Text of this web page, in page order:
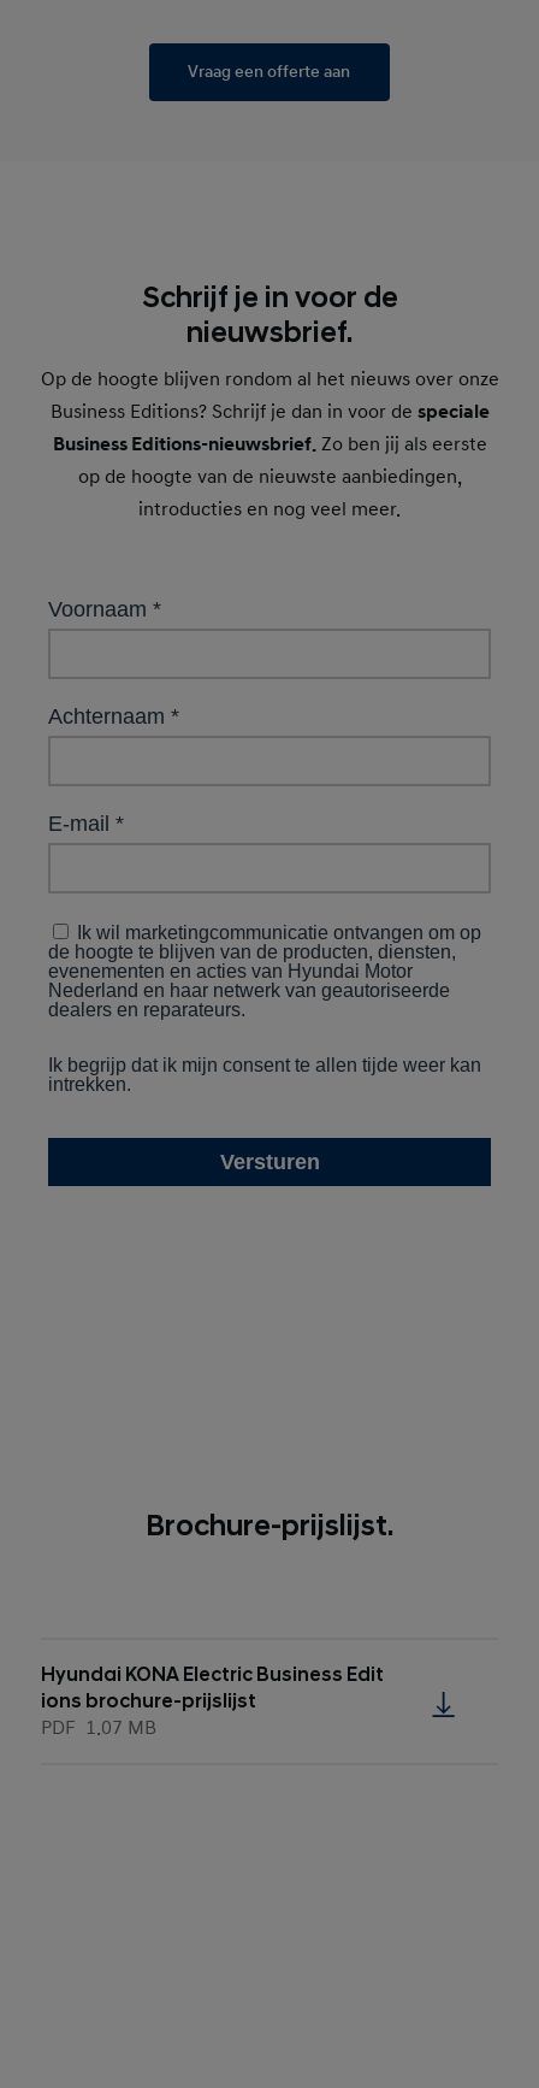
Vraag een offerte aan
Schrijf je in voor de
nieuwsbrief.
Op de hoogte blijven rondom al het nieuws over onze
Business Editions? Schrijf je dan in voor de speciale
Business Editions-nieuwsbrief.Zo ben jij als eerste
op de hoogte van de nieuwste aanbiedingen,
introducties en nog veel meer.
Brochure-prijslijst.
Hyundai KONA Electric Business Edit
ions brochure-prijslijst
PDF 1.07 MB